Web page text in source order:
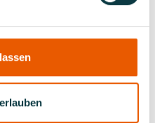
kam viel Lob:
Bildung und Sport,
und das hohe
das auf dem